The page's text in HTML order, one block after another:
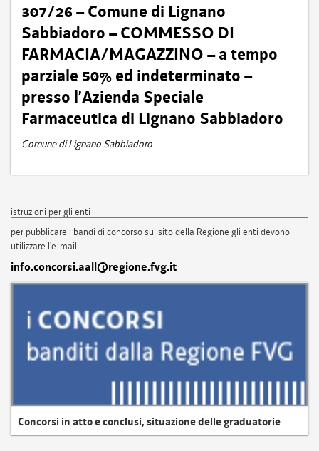
307/26 – Comune di Lignano
Sabbiadoro – COMMESSO DI
FARMACIA/MAGAZZINO – a tempo
parziale 50% ed indeterminato –
presso l’Azienda Speciale
Farmaceutica di Lignano Sabbiadoro
Comune di Lignano Sabbiadoro
istruzioni per gli enti
per pubblicare i bandi di concorso sul sito della Regione gli enti devono
utilizzare l'e-mail
info.concorsi.aall@regione.fvg.it
Concorsi in atto e conclusi, situazione delle graduatorie